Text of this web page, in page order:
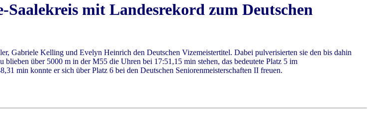
mit Landesrekord zum Deutschen
Gabriele Kelling und Evelyn Heinrich den Deutschen Vizemeistertitel. Dabei pulverisierten sie den bis dahin
über 5000 m in der M55 die Uhren bei 17:51,15 min stehen, das bedeutete Platz 5 im
min konnte er sich über Platz 6 bei den Deutschen Seniorenmeisterschaften II freuen.